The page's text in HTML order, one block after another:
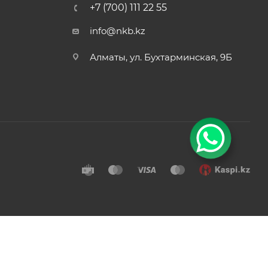
+7 (700) 111 22 55
info@nkb.kz
Алматы, ул. Бухтарминская, 9Б